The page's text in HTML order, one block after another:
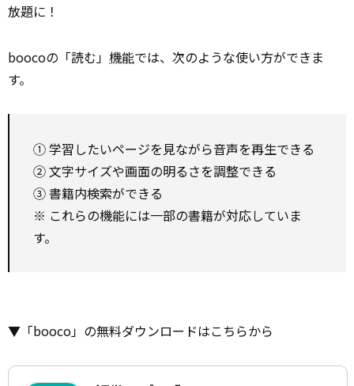
放題に！
boocoの「読む」 機能では、次のような使い方ができま
す。
① 学習したいページを見ながら音声を再生できる
② 文字サイズや画面の明るさを調整できる
③ 書籍内検索ができる
※ これらの機能には一部の書籍が対応していま
す。
▼「booco」の無料ダウンロードはこちらから